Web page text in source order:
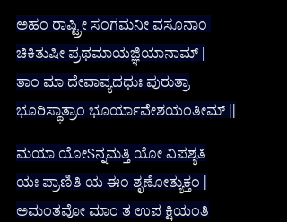
ಅಹಂ ರಾಷ್ಟ್ರೀ ಸಂಗಮನೀ ವಸೂನಾಂ
ಚಿಕಿತುಷೀ ಪ್ರಥಮಾಯಜ್ಞಿಯಾನಾಮ್ |
ತಾಂ ಮಾ ದೇವಾವ್ಯದಧುಃ ಪುರುತ್ರಾ
ಭೂರಿಸ್ಥಾತ್ರಾಂ ಭೂರ್ಯಾವೇಶಯಂತೀಮ್ ||
ಮಯಾ ಯೋ$ನ್ನಮತ್ತಿ ಯೋ ವಿಪಶ್ಯತಿ
ಯಃ ಪ್ರಾಣಿತಿ ಯ ಈಂ ಶೃಣೋತ್ಯುಕ್ತಂ |
ಅಮಂತವೋ ಮಾಂ ತ ಉಪ ಕ್ಷಿಯಂತಿ